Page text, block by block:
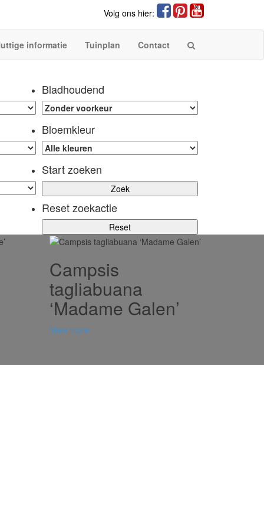
Volg ons hier:
informatie Tuinplan Contact
Bladhoudend
Bloemkleur
Start zoeken
Reset zoekactie
Campsis
tagliabuana
‘Madame Galen’
View more